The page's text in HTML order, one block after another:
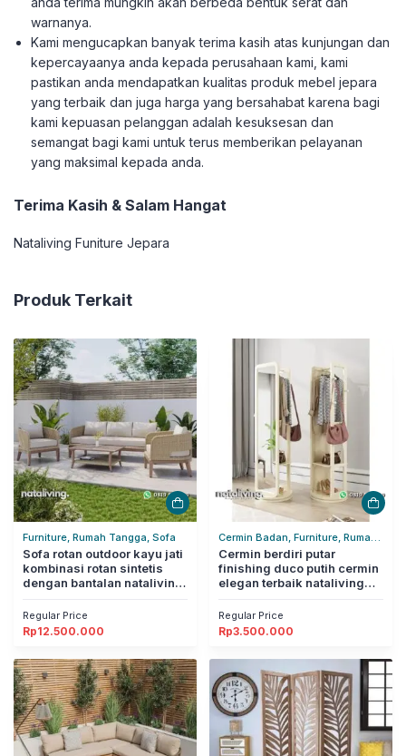
warnanya.
Kami mengucapkan banyak terima kasih atas kunjungan dan
kepercayaanya anda kepada perusahaan kami, kami
pastikan anda mendapatkan kualitas produk mebel jepara
yang terbaik dan juga harga yang bersahabat karena bagi
kami kepuasan pelanggan adalah kesuksesan dan
semangat bagi kami untuk terus memberikan pelayanan
yang maksimal kepada anda.
Terima Kasih & Salam Hangat
Nataliving Funiture Jepara
Produk Terkait
Furniture, Rumah Tangga, Sofa
Sofa rotan outdoor kayu jati
kombinasi rotan sintetis
dengan bantalan nataliving
Regular Price
Rp12.500.000
Cermin Badan, Furniture, Rumah
Tangga
Cermin berdiri putar
finishing duco putih cermin
elegan terbaik nataliving
Regular Price
Rp3.500.000